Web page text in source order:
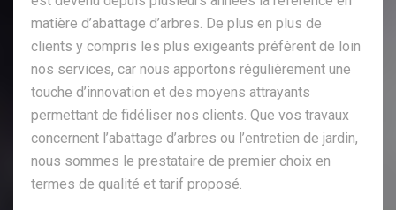
matière d’abattage d’arbres. De plus en plus de
clients y compris les plus exigeants préfèrent de loin
nos services, car nous apportons régulièrement une
touche d’innovation et des moyens attrayants
permettant de fidéliser nos clients. Que vos travaux
concernent l’abattage d’arbres ou l’entretien de jardin,
nous sommes le prestataire de premier choix en
termes de qualité et tarif proposé.